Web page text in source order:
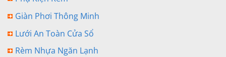
Giàn Phơi Thông Minh
Lưới An Toàn Cửa Sổ
Rèm Nhựa Ngăn Lạnh